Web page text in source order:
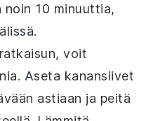
noin 10 minuuttia,
voit
Aseta kanansiivet
astiaan ja peitä